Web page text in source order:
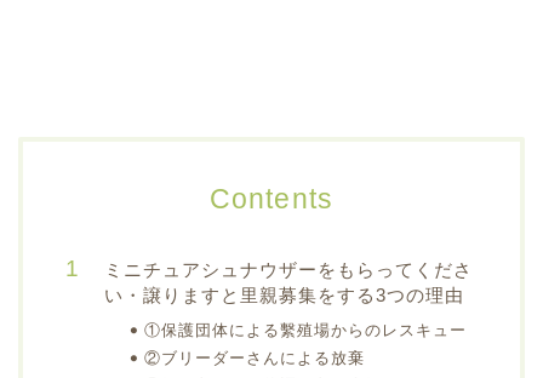
Contents
ミニチュアシュナウザーをもらってくださ
い・譲りますと里親募集をする3つの理由
①保護団体による繫殖場からのレスキュー
②ブリーダーさんによる放棄